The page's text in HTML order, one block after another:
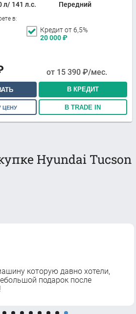
л/ 141 л.с.
Передний
в:
Кредит от 6,5%
20 000₽
от 15 390 ₽/мес.
В КРЕДИТ
ЦЕНУ В TRADE IN
Hyundai Tucson
которую давно хотели,
подарок после